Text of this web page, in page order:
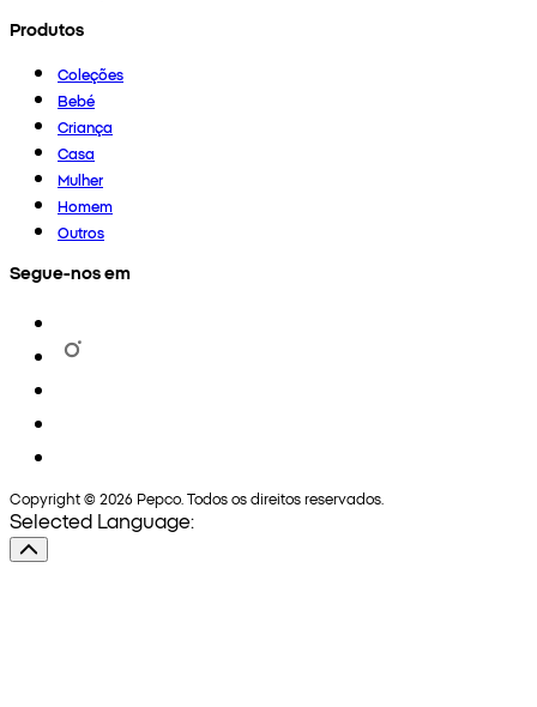
Produtos
Coleções
Bebé
Criança
Casa
Mulher
Homem
Outros
Segue-nos em
Copyright © 2026 Pepco. Todos os direitos reservados.
Selected Language: